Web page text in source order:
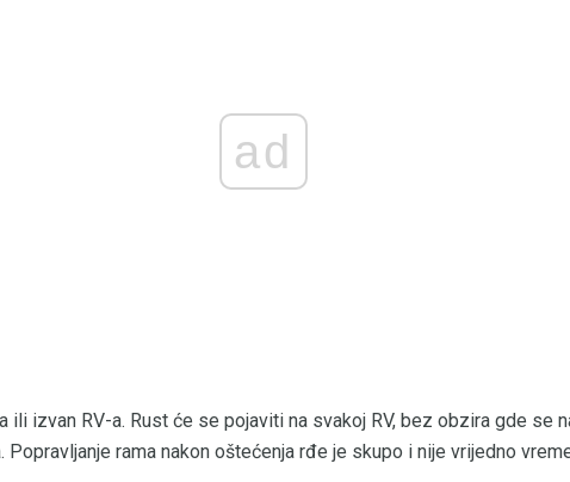
ad
ili izvan RV-a. Rust će se pojaviti na svakoj RV, bez obzira gde se
Popravljanje rama nakon oštećenja rđe je skupo i nije vrijedno